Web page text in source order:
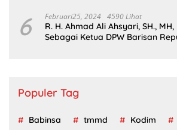
6 Februari25, 2024 4590 Lihat
R. H. Ahmad Ali Ahsyari, SH.,
Sebagai Ketua DPW Barisan
Populer Tag
Babinsa tmmd Kodim